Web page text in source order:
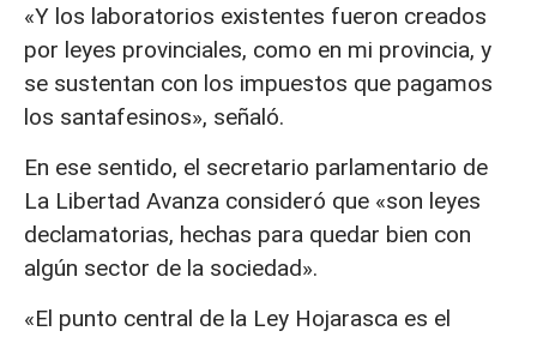
«Y los laboratorios existentes fueron creados
por leyes provinciales, como en mi provincia, y
se sustentan con los impuestos que pagamos
los santafesinos», señaló.
En ese sentido, el secretario parlamentario de
La Libertad Avanza consideró que «son leyes
declamatorias, hechas para quedar bien con
algún sector de la sociedad».
«El punto central de la Ley Hojarasca es el